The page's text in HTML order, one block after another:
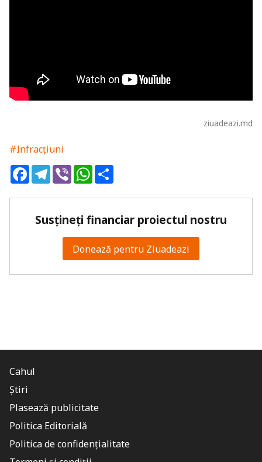
ziuadeazi.md
#Infracțiuni
FacebookTelegram
ViberWhatsApp
Susțineți financiar proiectul nostru
Donează pentru Ziuadeazi
Cahul
Știri
Plasează publicitate
Politica Editorială
Politica de confidențialitate